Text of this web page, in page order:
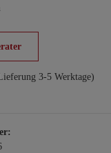
3-5 Werktage)